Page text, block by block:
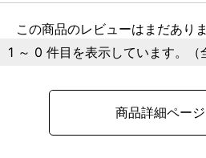
この商品のレビューはまだありま
1 ～ 0 件目を表示しています。（
商品詳細ペー